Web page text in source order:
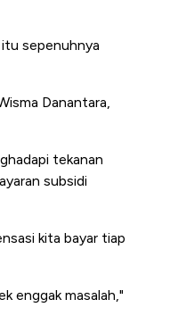
sepenuhnya
Danantara,
tekanan
subsidi
kita bayar tiap
enggak masalah,"